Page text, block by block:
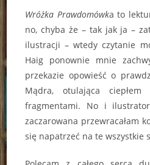
Wróżka Prawdomówka to
no, chyba że – tak jak ja –
ilustracji – wtedy czytanie
Haig ponownie mnie
przekazie opowieść o
Mądra, otulająca
fragmentami. No i
zaczarowana przewracałam
się napatrzeć na te wszystkie